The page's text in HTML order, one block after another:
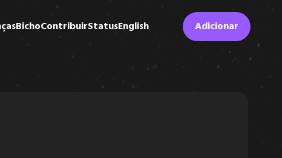
BichoContribuirStatusEnglish Adicionar